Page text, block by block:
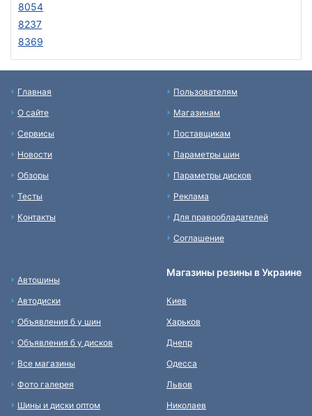
8054
8237
8369
Главная
О сайте
Сервисы
Новости
Обзоры
Тесты
Контакты
Пользователям
Магазинам
Поставщикам
Параметры шин
Параметры дисков
Реклама
Для правообладателей
Соглашение
Автошины
Автодиски
Объявления б у шин
Объявления б у дисков
Все магазины
Фото галерея
Шины и диски оптом
Магазины резины в Украине
Киев
Харьков
Днепр
Одесса
Львов
Николаев